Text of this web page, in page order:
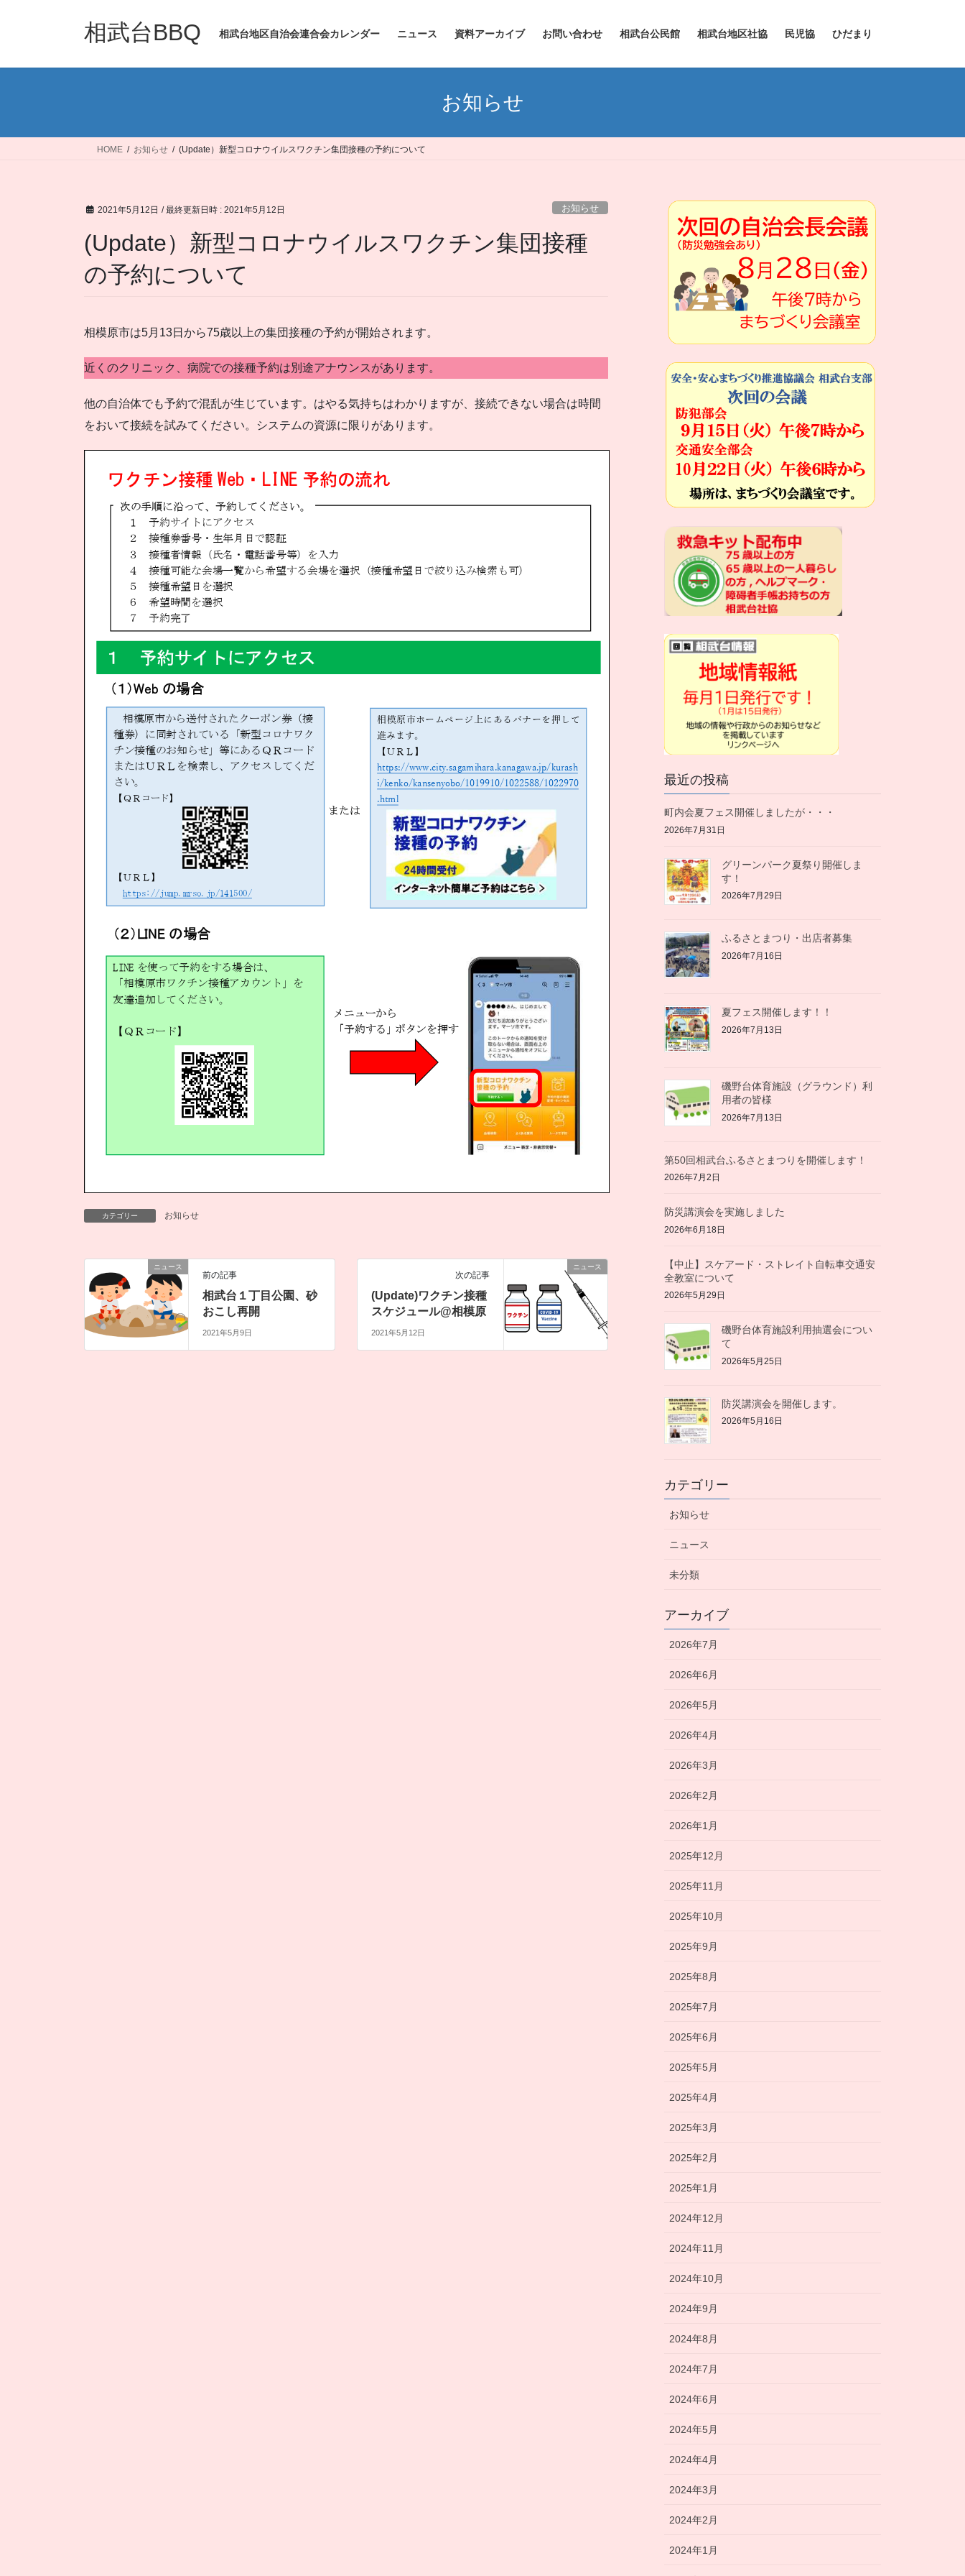
相武台BBQ 相武台地区自治会連合会カレンダー ニュース 資料アーカイブ お問い合わせ 相武台公民館 相武台地区社協 民児協 ひだまり
お知らせ
HOME お知らせ (Update）新型コロナウイルスワクチン集団接種の予約について
2021年5月12日 / 最終更新日時 : 2021年5月12日 お知らせ
(Update）新型コロナウイルスワクチン集団接種
の予約について
相模原市は5月13日から75歳以上の集団接種の予約が開始されます。
近くのクリニック、病院での接種予約は別途アナウンスがあります。
他の自治体でも予約で混乱が生じています。はやる気持ちはわかりますが、接続できない場合は時間
をおいて接続を試みてください。システムの資源に限りがあります。
カテゴリー お知らせ
ニュース
前の記事
相武台１丁目公園、砂
おこし再開
2021年5月9日
ニュース
次の記事
(Update)ワクチン接種
スケジュール@相模原
2021年5月12日
最近の投稿
町内会夏フェス開催しましたが・・・
2026年7月31日
グリーンパーク夏祭り開催しま
す！
2026年7月29日
ふるさとまつり・出店者募集
2026年7月16日
夏フェス開催します！！
2026年7月13日
磯野台体育施設（グラウンド）利
用者の皆様
2026年7月13日
第50回相武台ふるさとまつりを開催します！
2026年7月2日
防災講演会を実施しました
2026年6月18日
【中止】スケアード・ストレイト自転車交通安
全教室について
2026年5月29日
磯野台体育施設利用抽選会につい
て
2026年5月25日
防災講演会を開催します。
2026年5月16日
カテゴリー
お知らせ
ニュース
未分類
アーカイブ
2026年7月
2026年6月
2026年5月
2026年4月
2026年3月
2026年2月
2026年1月
2025年12月
2025年11月
2025年10月
2025年9月
2025年8月
2025年7月
2025年6月
2025年5月
2025年4月
2025年3月
2025年2月
2025年1月
2024年12月
2024年11月
2024年10月
2024年9月
2024年8月
2024年7月
2024年6月
2024年5月
2024年4月
2024年3月
2024年2月
2024年1月